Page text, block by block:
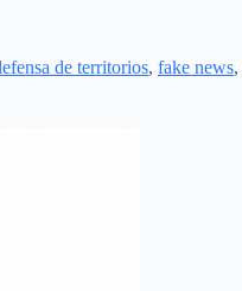
de territorios, fake news,